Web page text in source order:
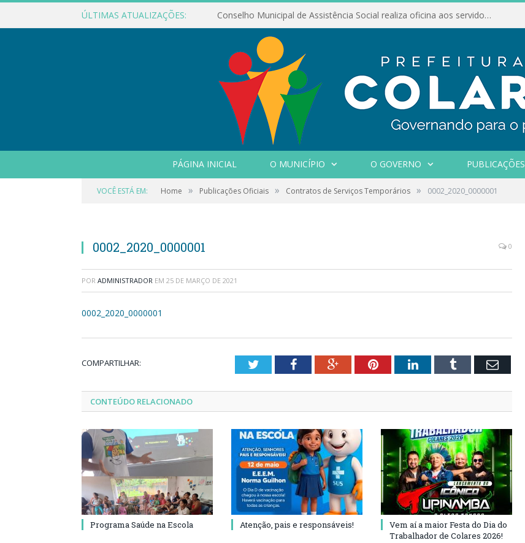
ÚLTIMAS ATUALIZAÇÕES: Conselho Municipal de Assistência Social realiza oficina aos servidores
PÁGINA INICIAL O MUNICÍPIO O GOVERNO PUBLICAÇÕES
VOCÊ ESTÁ EM: Home » Publicações Oficiais » Contratos de Serviços Temporários » 0002_2020_0000001
0002_2020_0000001 0
POR ADMINISTRADOR EM 25 DE MARÇO DE 2021
0002_2020_0000001
COMPARTILHAR: TwitterFacebookGoogle+PinterestLinkedInTumblr Email
CONTEÚDO RELACIONADO
Programa Saúde na Escola Atenção, pais e responsáveis!
Vem aí a maior Festa do Dia do
Trabalhador de Colares 2026!